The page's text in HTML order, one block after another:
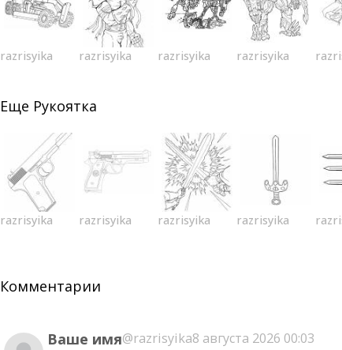
razrisyika razrisyika razrisyika razrisyika
Еще Рукоятка
razrisyika razrisyika razrisyika razrisyika
Комментарии
Ваше имя@razrisyika8 августа 2026 00:03